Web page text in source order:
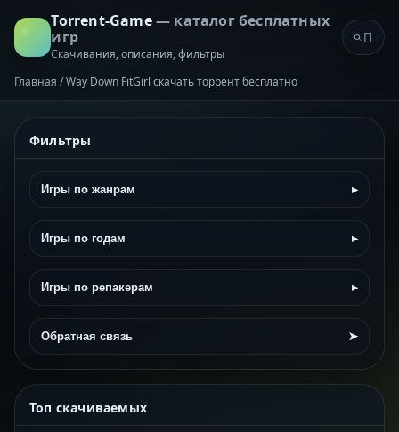
Torrent-Game— каталог бесплатных
игр
Скачивания, описания, фильтры
Главная /Way Down FitGirl скачать торрент бесплатно
Фильтры
Игры по жанрам ▸
Игры по годам ▸
Игры по репакерам ▸
Обратная связь ➤
Топ скачиваемых